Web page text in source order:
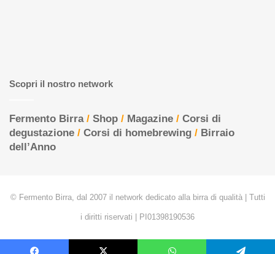
Scopri il nostro network
Fermento Birra/ Shop / Magazine / Corsi di
degustazione / Corsi di homebrewing / Birraio
dell’Anno
© Fermento Birra, dal 2007 il network dedicato alla birra di qualità | Tutti
i diritti riservati | PI01398190536